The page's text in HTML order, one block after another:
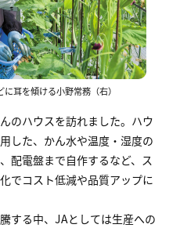
耳を傾ける小野常務（右）
のハウスを訪れました。ハウ
した、かん水や温度・湿度の
配電盤まで自作するなど、ス
でコスト低減や品質アップに
する中、JAとしては生産への